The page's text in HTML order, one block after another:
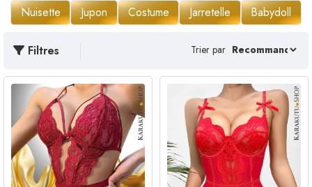
Nuisette Jupon Costume Jarretelle Babydoll
Filtres Trier par